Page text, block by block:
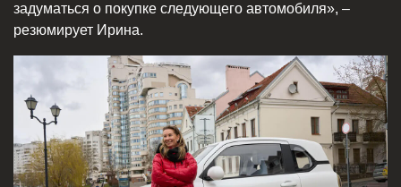
задуматься о покупке следующего автомобиля», –
резюмирует Ирина.